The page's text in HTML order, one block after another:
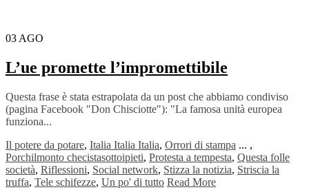
03 AGO
L’ue promette l’impromettibile
Questa frase è stata estrapolata da un post che abbiamo condiviso
(pagina Facebook "Don Chisciotte"): "La famosa unità europea
funziona...
Il potere da potare, Italia Italia Italia, Orrori di stampa ... ,
Porchilmonto checistasottoipieti, Protesta a tempesta, Questa folle
società, Riflessioni, Social network, Stizza la notizia, Striscia la
truffa, Tele schifezze, Un po' di tutto Read More